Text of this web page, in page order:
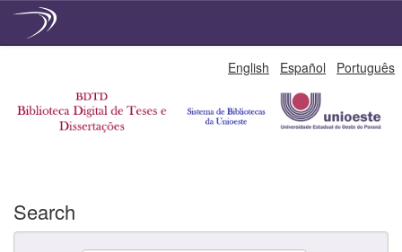
English Español Português
Search